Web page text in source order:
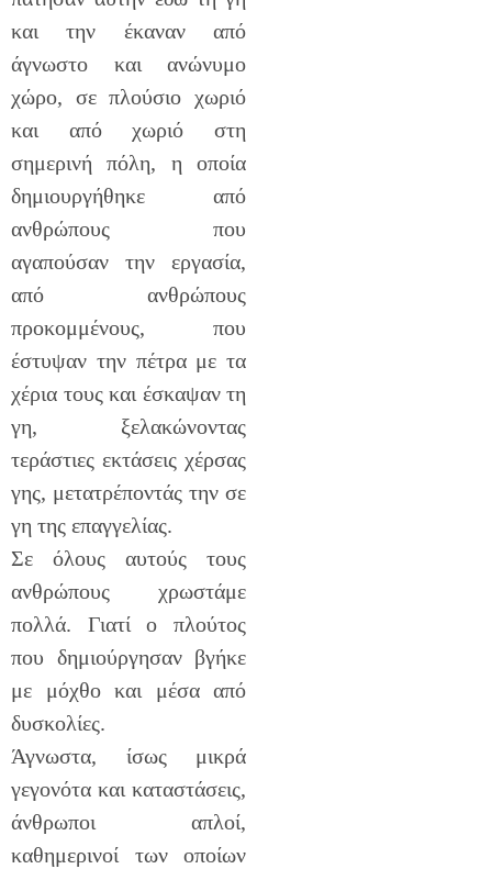
και την έκαναν από
άγνωστο και ανώνυμο
χώρο, σε πλούσιο χωριό
και από χωριό στη
σημερινή πόλη, η οποία
δημιουργήθηκε από
ανθρώπους που
αγαπούσαν την εργασία,
από ανθρώπους
προκομμένους, που
έστυψαν την πέτρα με τα
χέρια τους και έσκαψαν τη
γη, ξελακώνοντας
τεράστιες εκτάσεις χέρσας
γης, μετατρέποντάς την σε
γη της επαγγελίας.
Σε όλους αυτούς τους
ανθρώπους χρωστάμε
πολλά. Γιατί ο πλούτος
που δημιούργησαν βγήκε
με μόχθο και μέσα από
δυσκολίες.
Άγνωστα, ίσως μικρά
γεγονότα και καταστάσεις,
άνθρωποι απλοί,
καθημερινοί των οποίων